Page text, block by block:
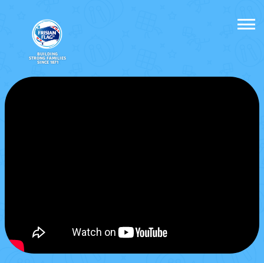
BUILDING
STRONG FAMILIES
SINCE 1871